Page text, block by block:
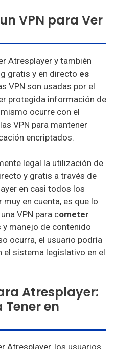
VPN para Ver
Atresplayer y también
gratis y en directo es
VPN son usadas por el
protegida información de
ocurre con el
VPN para mantener
encriptados.
legal la utilización de
y gratis a través de
en casi todos los
en cuenta, es que lo
VPN para cometer
manejo de contenido
ocurra, el usuario podría
el sistema legislativo en el
Atresplayer:
en
Atresplayer, los usuarios